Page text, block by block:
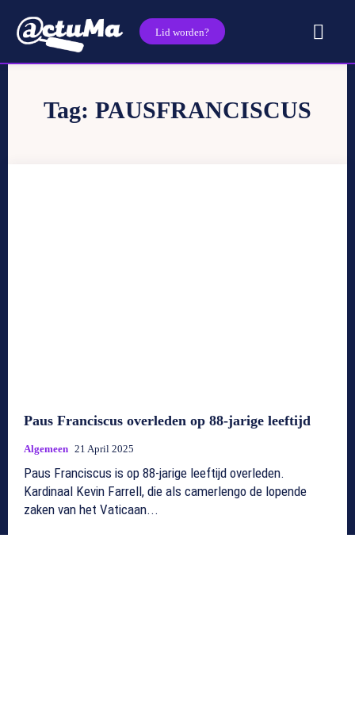
Lid worden?
Tag: PAUSFRANCISCUS
Paus Franciscus overleden op 88-jarige leeftijd
Algemeen 21 April 2025
Paus Franciscus is op 88-jarige leeftijd overleden.
Kardinaal Kevin Farrell, die als camerlengo de lopende
zaken van het Vaticaan...